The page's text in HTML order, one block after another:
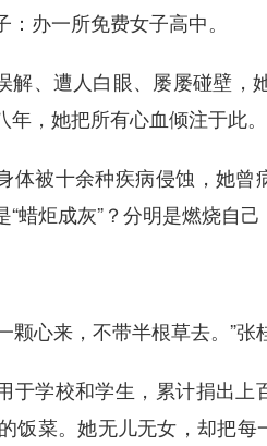
办一所免费女子高中。
、遭人白眼、屡屡碰壁，
，她把所有心血倾注于此。
体被十余种疾病侵蚀，她曾
炬成灰”？分明是燃烧自己
心来，不带半根草去。”张
于学校和学生，累计捐出上
饭菜。她无儿无女，却把